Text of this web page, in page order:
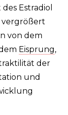
Estradiol
vergrößert
von dem
Eisprung,
der
und